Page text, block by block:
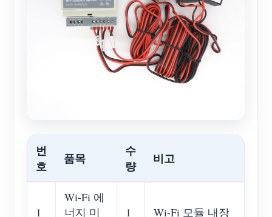
번
호
품목
수
량
비고
1
Wi-Fi 에
너지 미
1 Wi-Fi 모듈 내장